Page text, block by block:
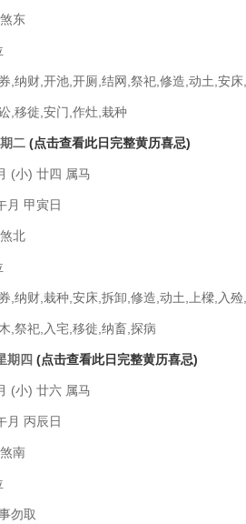
东
,纳财,开池,开厕,结网,祭祀,修造,动土,安
,移徙,安门,作灶,栽种
二 (点击查看此日完整黄历喜忌)
小) 廿四 属马
甲寅日
北
,纳财,栽种,安床,拆卸,修造,动土,上樑,入
,祭祀,入宅,移徙,纳畜,探病
期四 (点击查看此日完整黄历喜忌)
小) 廿六 属马
丙辰日
南
勿取